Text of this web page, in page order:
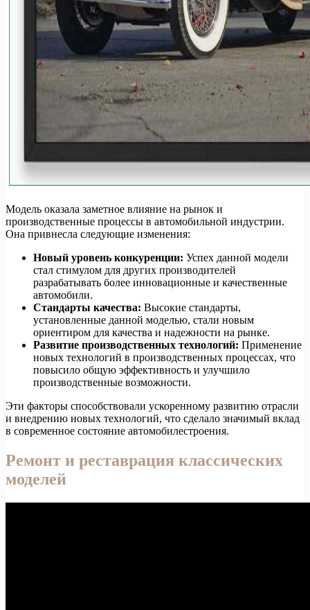
Модель оказала заметное влияние на рынок и
производственные процессы в автомобильной индустрии.
Она привнесла следующие изменения:
Новый уровень конкуренции: Успех данной модели
стал стимулом для других производителей
разрабатывать более инновационные и качественные
автомобили.
Стандарты качества: Высокие стандарты,
установленные данной моделью, стали новым
ориентиром для качества и надежности на рынке.
Развитие производственных технологий: Применение
новых технологий в производственных процессах, что
повысило общую эффективность и улучшило
производственные возможности.
Эти факторы способствовали ускоренному развитию отрасли
и внедрению новых технологий, что сделало значимый вклад
в современное состояние автомобилестроения.
Ремонт и реставрация классических
моделей